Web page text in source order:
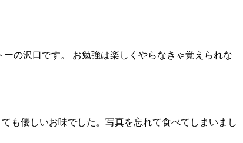
の沢口です。 お勉強は楽しくやらなきゃ覚えられな
も優しいお味でした。写真を忘れて食べてしまいまし